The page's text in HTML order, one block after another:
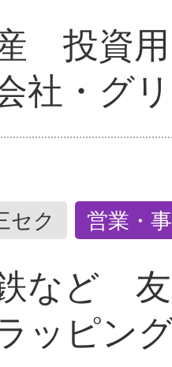
投資
社・グ
セク 営業・
など
ッピン